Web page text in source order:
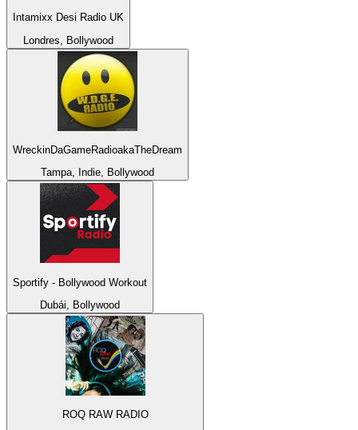
Intamixx Desi Radio UK
Londres, Bollywood
WreckinDaGameRadioakaTheDream
Tampa, Indie, Bollywood
Sportify - Bollywood Workout
Dubái, Bollywood
ROQ RAW RADIO